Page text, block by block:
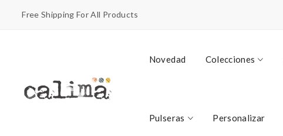
Free Shipping For All Products
Novedad Colecciones
Pulseras Personalizar